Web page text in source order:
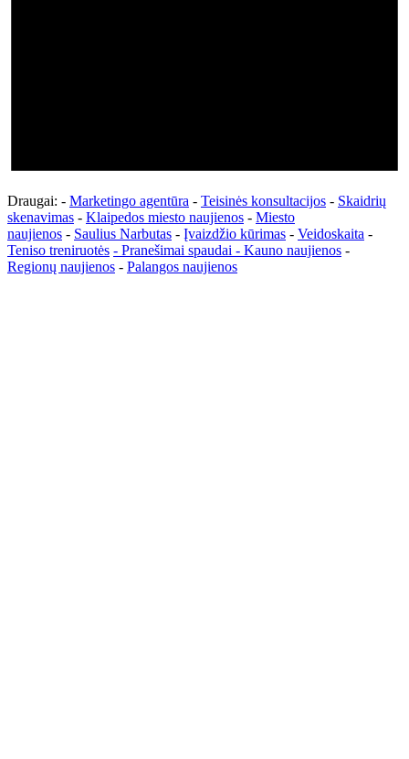
Draugai: - Marketingo agentūra - Teisinės konsultacijos - Skaidrių
skenavimas - Klaipedos miesto naujienos - Miesto
naujienos - Saulius Narbutas - Įvaizdžio kūrimas - Veidoskaita -
Teniso treniruotės - Pranešimai spaudai - Kauno naujienos -
Regionų naujienos - Palangos naujienos